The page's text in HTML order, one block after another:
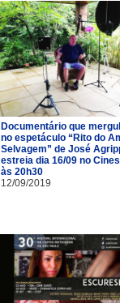
Documentário que
no espetáculo “Rito do
Selvagem” de José
estreia dia 16/09 no
às 20h30
12/09/2019